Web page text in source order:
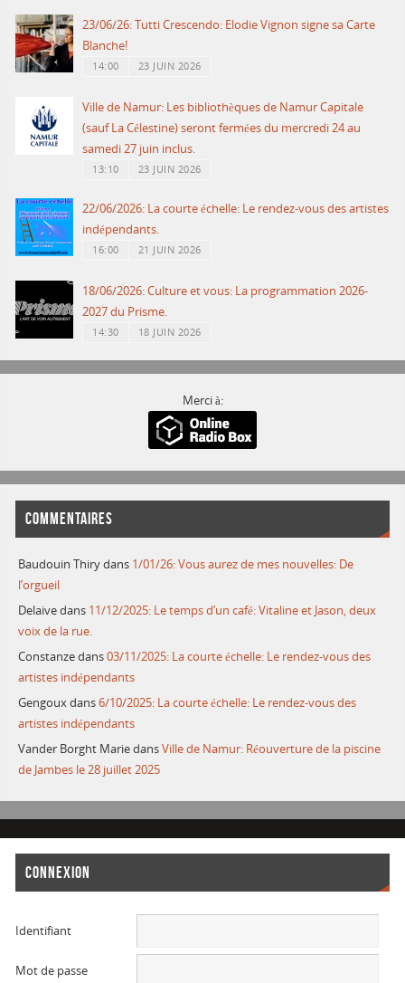
23/06/26: Tutti Crescendo: Elodie Vignon signe sa Carte
Blanche!
14:00 23 JUIN 2026
Ville de Namur: Les bibliothèques de Namur Capitale
(sauf La Célestine) seront fermées du mercredi 24 au
samedi 27 juin inclus.
13:10 23 JUIN 2026
22/06/2026: La courte échelle: Le rendez-vous des artistes
indépendants.
16:00 21 JUIN 2026
18/06/2026: Culture et vous: La programmation 2026-
2027 du Prisme.
14:30 18 JUIN 2026
Merci à:
COMMENTAIRES
Baudouin Thirydans 1/01/26: Vous aurez de mes nouvelles: De
l’orgueil
Delaivedans 11/12/2025: Le temps d’un café: Vitaline et Jason, deux
voix de la rue.
Constanzedans03/11/2025: La courte échelle: Le rendez-vous des
artistes indépendants
Gengouxdans6/10/2025: La courte échelle: Le rendez-vous des
artistes indépendants
Vander Borght MariedansVille de Namur: Réouverture de la piscine
de Jambes le 28 juillet 2025
CONNEXION
Identifiant
Mot de passe